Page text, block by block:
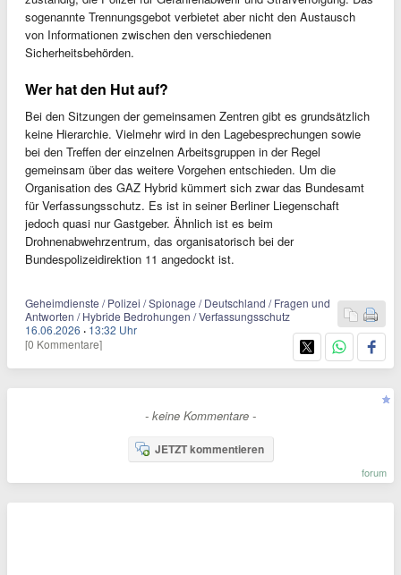
sogenannte Trennungsgebot verbietet aber nicht den Austausch
von Informationen zwischen den verschiedenen
Sicherheitsbehörden.
Wer hat den Hut auf?
Bei den Sitzungen der gemeinsamen Zentren gibt es grundsätzlich
keine Hierarchie. Vielmehr wird in den Lagebesprechungen sowie
bei den Treffen der einzelnen Arbeitsgruppen in der Regel
gemeinsam über das weitere Vorgehen entschieden. Um die
Organisation des GAZ Hybrid kümmert sich zwar das Bundesamt
für Verfassungsschutz. Es ist in seiner Berliner Liegenschaft
jedoch quasi nur Gastgeber. Ähnlich ist es beim
Drohnenabwehrzentrum, das organisatorisch bei der
Bundespolizeidirektion 11 angedockt ist.
Geheimdienste / Polizei / Spionage / Deutschland / Fragen und
Antworten / Hybride Bedrohungen / Verfassungsschutz
16.06.2026 · 13:32 Uhr
[0 Kommentare]
- keine Kommentare -
JETZT kommentieren
forum